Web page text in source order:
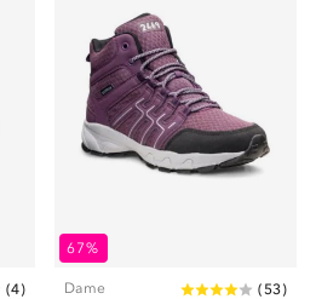
(4)
67%
Dame (53)